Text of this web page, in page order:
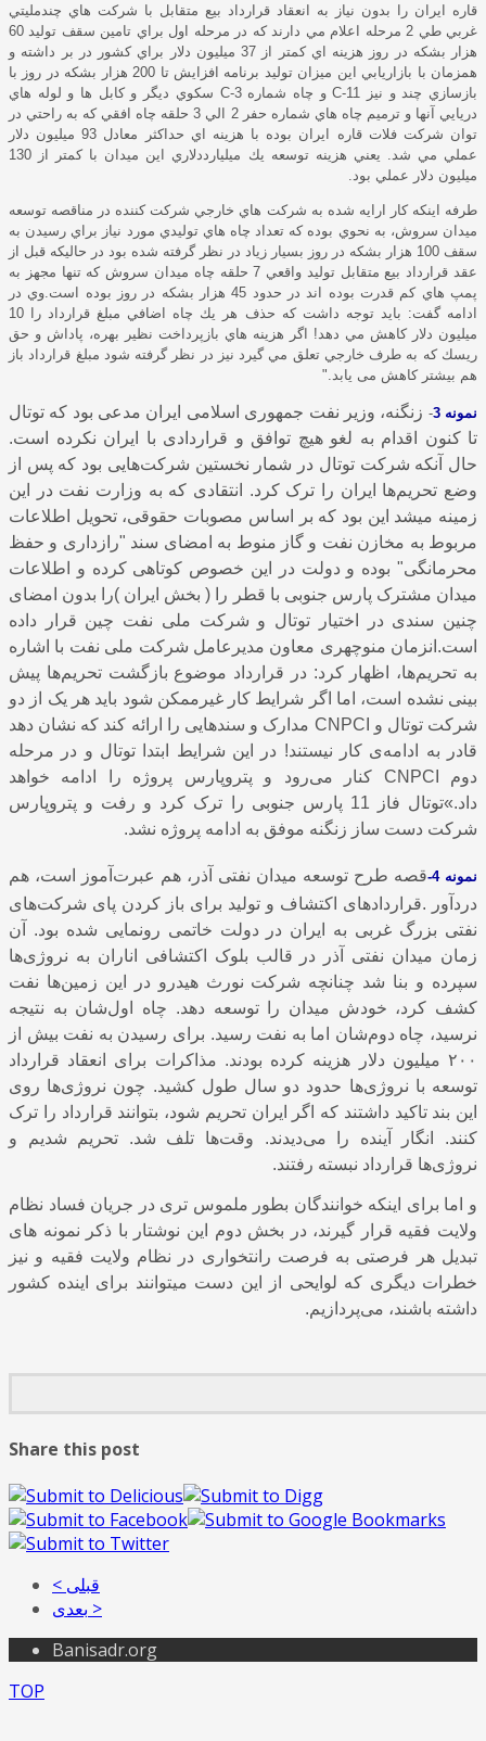
قاره ايران را بدون نياز به انعقاد قرارداد بيع متقابل با شركت هاي چندمليتي
غربي طي 2 مرحله اعلام مي دارند كه در مرحله اول براي تامين سقف توليد 60
هزار بشكه در روز هزينه اي كمتر از 37 ميليون دلار براي كشور در بر داشته و
همزمان با بازاريابي اين ميزان توليد برنامه افزايش تا 200 هزار بشكه در روز با
بازسازي چند و نيز
C-11و چاه شمارهC-3 سكوي ديگر و كابل ها و لوله هاي
دريايي آنها و ترميم چاه هاي شماره حفر 2 الي 3 حلقه چاه افقي كه به راحتي در
توان شركت فلات قاره ايران بوده با هزينه اي حداكثر معادل 93 ميليون دلار
عملي مي شد. يعني هزينه توسعه يك ميليارددلاري اين ميدان با كمتر از 130
ميليون دلار عملي بود.
طرفه اینکه كار ارايه شده به شركت هاي خارجي شركت كننده در مناقصه توسعه
ميدان سروش، به نحوي بوده كه تعداد چاه هاي توليدي مورد نياز براي رسيدن به
سقف 100 هزار بشكه در روز بسيار زياد در نظر گرفته شده بود در حاليكه قبل از
عقد قرارداد بيع متقابل توليد واقعي 7 حلقه چاه ميدان سروش كه تنها مجهز به
پمپ هاي كم قدرت بوده اند در حدود 45 هزار بشكه در روز بوده است.وي در
ادامه گفت: بايد توجه داشت كه حذف هر يك چاه اضافي مبلغ قرارداد را 10
ميليون دلار كاهش مي دهد! اگر هزينه هاي بازپرداخت نظير بهره، پاداش و حق
ريسك كه به طرف خارجي تعلق مي گيرد نيز در نظر گرفته شود مبلغ قرارداد باز
هم بيشتر كاهش می یابد."
نمونه 3 - زنگنه، وزیر نفت جمهوری اسلامی ایران مدعی بود که توتال
تا کنون اقدام به لغو هیچ توافق و قراردادی با ایران نکرده است.
حال آنکه شرکت توتال در شمار نخستین شرکت‌هایی بود که پس از
وضع تحریم‌ها ایران را ترک کرد. انتقادی که به وزارت نفت در این
زمینه میشد این بود که بر اساس مصوبات حقوقی، تحویل اطلاعات
مربوط به مخازن نفت و گاز منوط به امضای سند "رازداری و حفظ
محرمانگی" بوده و دولت در این خصوص کوتاهی کرده و اطلاعات
میدان مشترک پارس جنوبی با قطر را ( بخش ایران )را بدون امضای
چنین سندی در اختیار توتال و شرکت ملی نفت چین قرار داده
است.انزمان منوچهری معاون مدیرعامل شرکت ملی نفت با اشاره
به تحریم‌ها، اظهار کرد: در قرارداد موضوع بازگشت تحریم‌ها پیش
بینی نشده است، اما اگر شرایط کار غیرممکن شود باید هر یک از دو
شرکت توتال و CNPCI مدارک و سندهایی را ارائه کند که نشان دهد
قادر به ادامه‌ی کار نیستند! در این شرایط ابتدا توتال و در مرحله
دوم
CNPCI کنار می‌رود و پتروپارس پروژه را ادامه خواهد
داد.»توتال فاز 11 پارس جنوبی را ترک کرد و رفت و پتروپارس
شرکت دست ساز زنگنه موفق به ادامه پروژه نشد.
نمونه 4-
قصه طرح توسعه میدان نفتی آذر، هم عبرت‌آموز است، هم
دردآور .قراردادهای اکتشاف و تولید برای باز کردن پای شرکت‌های
نفتی بزرگ غربی به ایران در دولت خاتمی رونمایی شده بود. آن
زمان میدان نفتی آذر در قالب بلوک اکتشافی اناران به نروژی‌ها
سپرده و بنا شد چنانچه شرکت نورث هیدرو در این زمین‌ها نفت
کشف کرد، خودش میدان را توسعه دهد. چاه اول‌شان به نتیجه
نرسید، چاه دوم‌شان اما به نفت رسید. برای رسیدن به نفت بیش از
٢٠٠ میلیون دلار هزینه کرده بودند. مذاکرات برای انعقاد قرارداد
توسعه با نروژی‌ها حدود دو سال طول کشید. چون نروژی‌ها روی
این بند تاکید داشتند که اگر ایران تحریم شود، بتوانند قرارداد را ترک
کنند. انگار آینده را می‌دیدند. وقت‌ها تلف شد. تحریم شدیم و
نروژی‌ها قرارداد نبسته رفتند.
و اما برای اینکه خوانندگان بطور ملموس تری در جریان فساد نظام
ولایت فقیه قرار گیرند، در بخش دوم این نوشتار با ذکر نمونه های
تبدیل هر فرصتی به فرصت رانتخواری در نظام ولایت فقیه و نیز
خطرات دیگری که لوایحی از این دست میتوانند برای اینده کشور
داشته باشند، می‌پردازیم.
Share this post
< قبلی
بعدی >
Banisadr.org
TOP